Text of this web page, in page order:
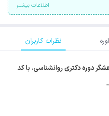
اطلاعات بیشتر
نظرات کاربران
دوره دکتری روانشناسی. با کد